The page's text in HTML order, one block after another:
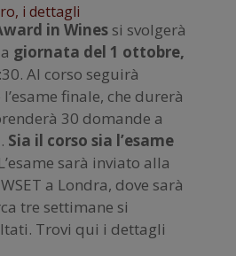
i dettagli
in Winessi svolgerà
giornata del 1 ottobre,
Al corso seguirà
finale, che durerà
30 domande a
Sia il corso sia l’esame
L’esame sarà inviato alla
a Londra, dove sarà
tre settimane si
Trovi qui i dettagli